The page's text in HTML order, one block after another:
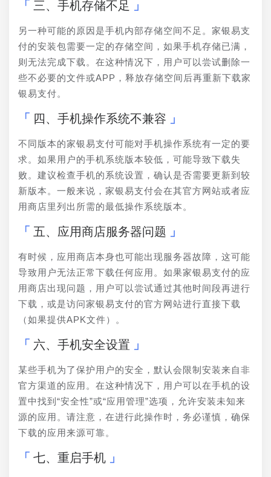
三、手机存储不足
另一种可能的原因是手机内部存储空间不足。家银易支
付的安装包需要一定的存储空间，如果手机存储已满，
则无法完成下载。在这种情况下，用户可以尝试删除一
些不必要的文件或APP，释放存储空间后再重新下载家
银易支付。
四、手机操作系统不兼容
不同版本的家银易支付可能对手机操作系统有一定的要
求。如果用户的手机系统版本较低，可能导致下载失
败。建议检查手机的系统设置，确认是否需要更新到较
新版本。一般来说，家银易支付会在其官方网站或者应
用商店里列出所需的最低操作系统版本。
五、应用商店服务器问题
有时候，应用商店本身也可能出现服务器故障，这可能
导致用户无法正常下载任何应用。如果家银易支付的应
用商店出现问题，用户可以尝试通过其他时间段再进行
下载，或是访问家银易支付的官方网站进行直接下载
（如果提供APK文件）。
六、手机安全设置
某些手机为了保护用户的安全，默认会限制安装来自非
官方渠道的应用。在这种情况下，用户可以在手机的设
置中找到“安全性”或“应用管理”选项，允许安装未知来
源的应用。请注意，在进行此操作时，务必谨慎，确保
下载的应用来源可靠。
七、重启手机